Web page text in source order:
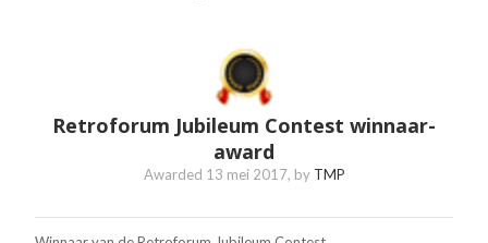
Retroforum Jubileum Contest winnaar-
award
Awarded 13 mei 2017, by TMP